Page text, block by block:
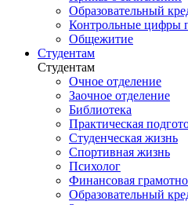
Образовательный
Контрольные цифры
Общежитие
Студентам
Студентам
Очное отделение
Заочное отделение
Библиотека
Практическая
Студенческая жизнь
Спортивная жизнь
Психолог
Финансовая
Образовательный